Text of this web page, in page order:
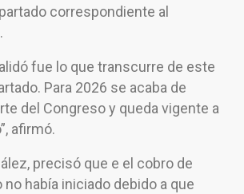
correspondiente al
fue lo que transcurre de este
Para 2026 se acaba de
del Congreso y queda vigente a
afirmó.
precisó que e el cobro de
había iniciado debido a que